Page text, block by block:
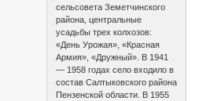
сельсовета Земетчинского
района, центральные
усадьбы трех колхозов:
«День Урожая», «Красная
Армия», «Дружный». В 1941
— 1958 годах село входило в
состав Салтыковского района
Пензенской области. В 1955